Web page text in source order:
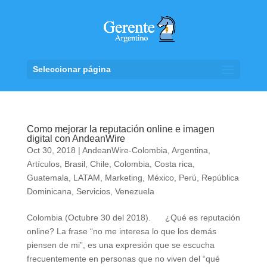
Seleccionar página
Como mejorar la reputación online e imagen
digital con AndeanWire
Oct 30, 2018 | AndeanWire-Colombia Argentina
Artículos, Brasil, Chile Colombia Costa rica
Guatemala
LATAM Marketing México, Perú
República
Dominicana
Servicios, Venezuela
Colombia (Octubre 30 del 2018). ¿Qué es reputación
online? La frase “no me interesa lo que los demás
piensen de mi”, es una expresión que se escucha
frecuentemente en personas que no viven del “qué